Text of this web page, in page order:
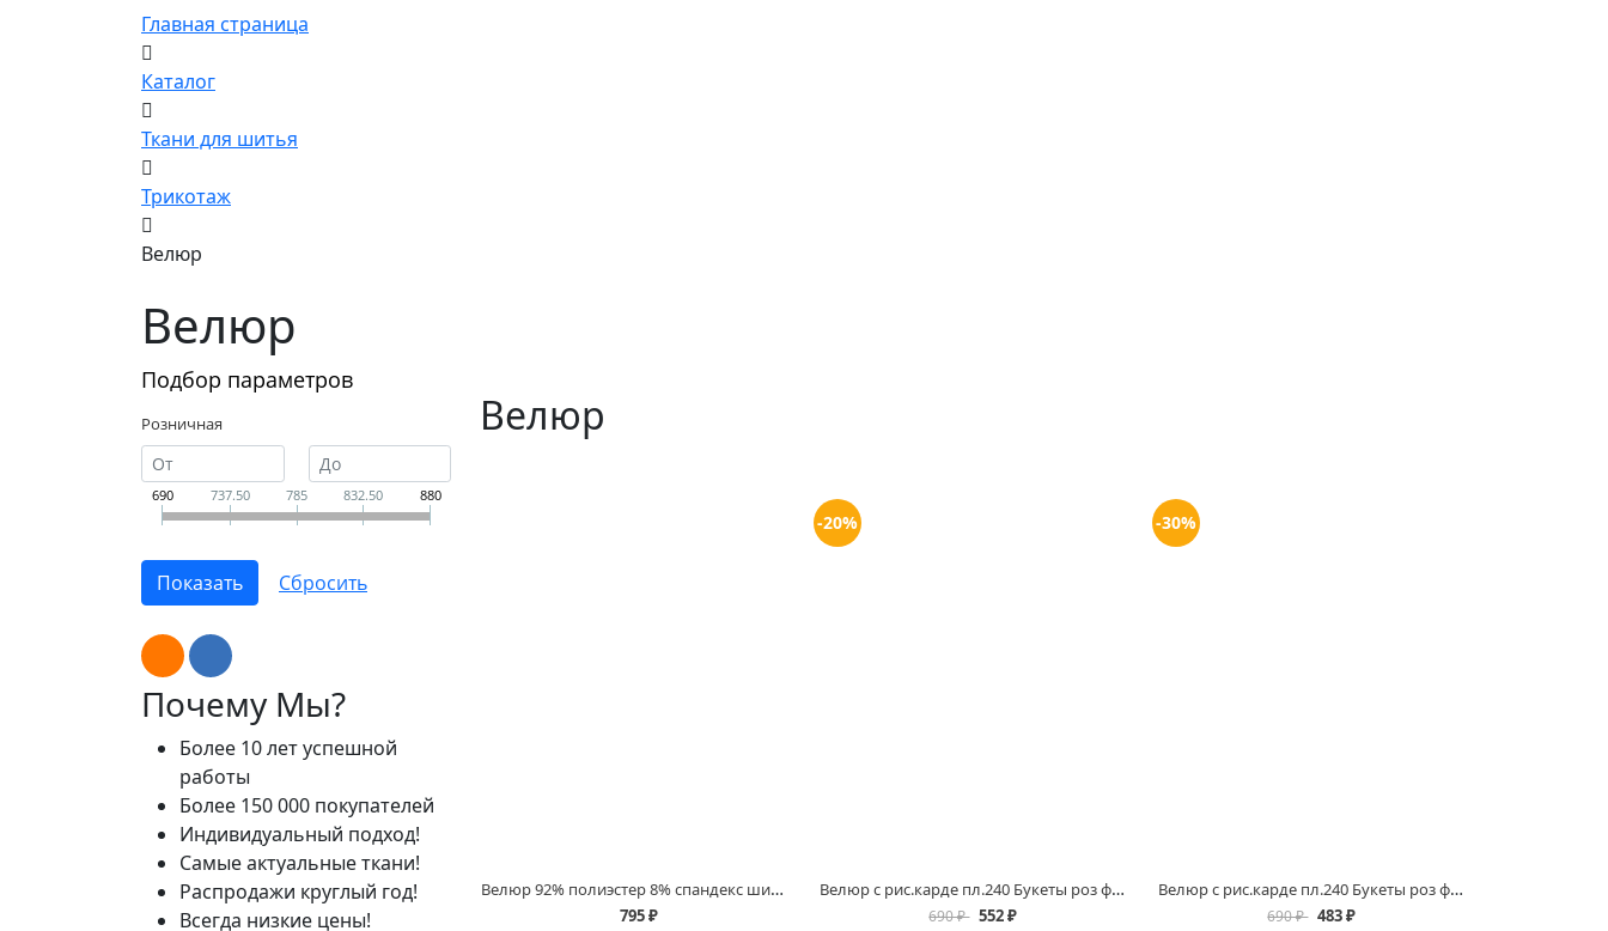
Главная страница
Каталог
Ткани для шитья
Трикотаж
Велюр
Велюр
Подбор параметров
Розничная
690 737.50 785 832.50 880
Почему Мы?
Более 10 лет успешной
работы
Более 150 000 покупателей
Индивидуальный подход!
Самые актуальные ткани!
Распродажи круглый год!
Всегда низкие цены!
Велюр
Велюр 92% полиэстер 8% спандекс шир. 150см. колотый лед купить в магазинах Белово и Ленинск Кузнецком
795 ₽
-20%
Велюр с рис.карде пл.240 Букеты роз фон ментол ш.185см.ТВР-004 купить в магазинах Белово и Ленинск Кузнецком
690 ₽ 552 ₽
-30%
Велюр с рис.карде пл.240 Букеты роз фон розовый ш.185см.ТВР-005 купить в магазинах Белово и Ленинск Кузнецком
690 ₽ 483 ₽